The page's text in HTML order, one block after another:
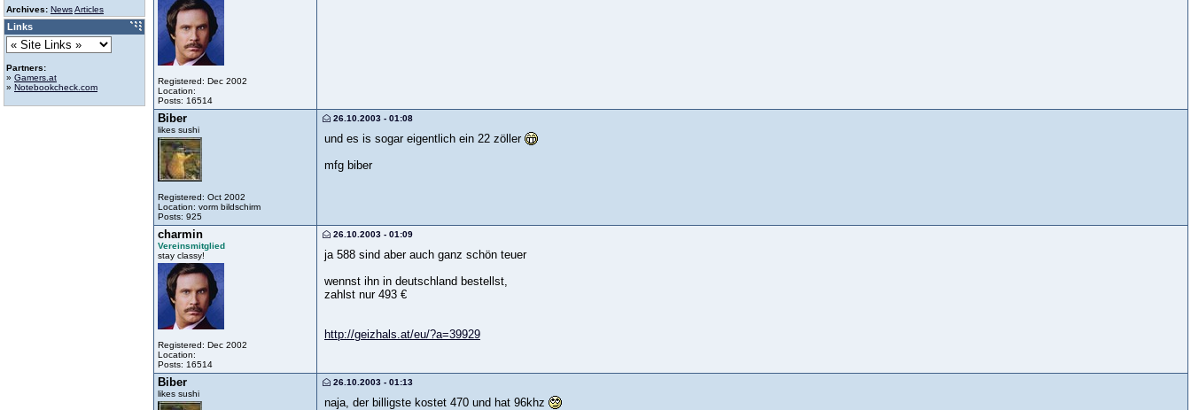
Registered: Dec 2002
Location:
Posts: 16514
Biber
likes sushi
Registered: Oct 2002
Location: vorm bildschirm
Posts: 925
26.10.2003 - 01:08
und es is sogar eigentlich ein 22 zöller
mfg biber
charmin
Vereinsmitglied
stay classy!
Registered: Dec 2002
Location:
Posts: 16514
26.10.2003 - 01:09
ja 588 sind aber auch ganz schön teuer
wennst ihn in deutschland bestellst,
zahlst nur 493 €
http://geizhals.at/eu/?a=39929
Biber
likes sushi
26.10.2003 - 01:13
naja, der billigste kostet 470 und hat 96khz
Archives: NewsArticles
Links
Partners:
» Gamers.at
» Notebookcheck.com